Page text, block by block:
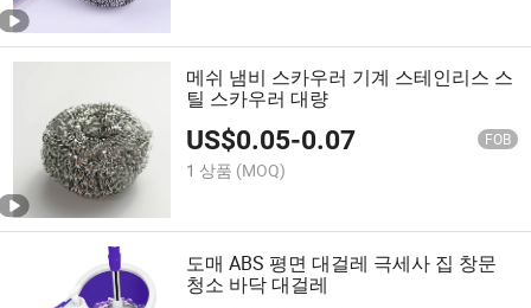
메쉬 냄비 스카우러 기계 스테인리스 스
틸 스카우러 대량
US$0.05-0.07 FOB
1 상품 (MOQ)
도매 ABS 평면 대걸레 극세사 집 창문
청소 바닥 대걸레